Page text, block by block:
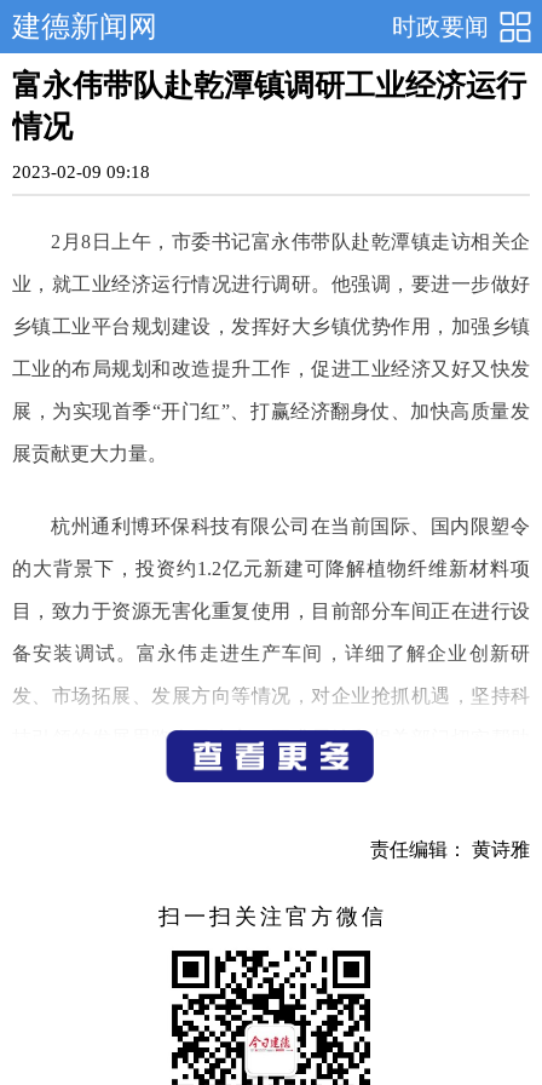
时政要闻
建德新闻网
富永伟带队赴乾潭镇调研工业经济运行
情况
2023-02-09 09:18
2月8日上午，市委书记富永伟带队赴乾潭镇走访相关企
业，就工业经济运行情况进行调研。他强调，要进一步做好
乡镇工业平台规划建设，发挥好大乡镇优势作用，加强乡镇
工业的布局规划和改造提升工作，促进工业经济又好又快发
展，为实现首季“开门红”、打赢经济翻身仗、加快高质量发
展贡献更大力量。
杭州通利博环保科技有限公司在当前国际、国内限塑令
的大背景下，投资约1.2亿元新建可降解植物纤维新材料项
目，致力于资源无害化重复使用，目前部分车间正在进行设
备安装调试。富永伟走进生产车间，详细了解企业创新研
发、市场拓展、发展方向等情况，对企业抢抓机遇，坚持科
技引领的发展思路表示肯定，要求属地和相关部门切实帮助
企业解决实际困难，确保项目早投产、早见效。
建德市迪佳纺织品有限公司深耕跨境电商领域，其生产
认真听取企业复工复产、产品销售、发展规划等情况，详细
了解企业发展中面临的困难和问题，勉励企业深入推进智能
化改造，提升上下游产业链水平，在做大做强上下功夫。
责任编辑： 黄诗雅
扫一扫关注官方微信